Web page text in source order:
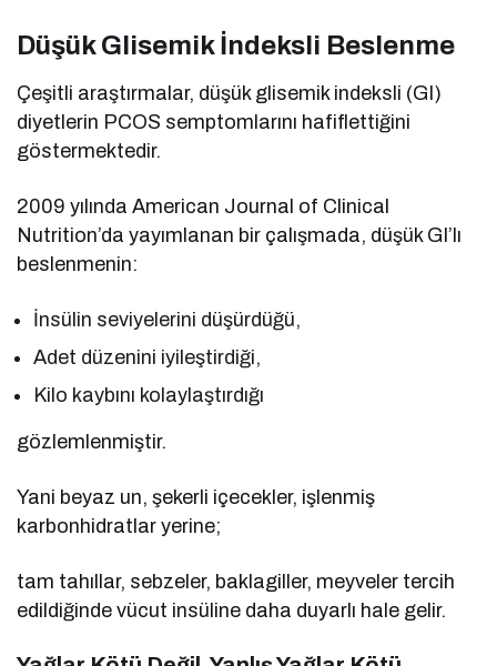
Düşük Glisemik İndeksli Beslenme
Çeşitli araştırmalar, düşük glisemik indeksli (GI)
diyetlerin PCOS semptomlarını hafiflettiğini
göstermektedir.
2009 yılında American Journal of Clinical
Nutrition’da yayımlanan bir çalışmada, düşük GI’lı
beslenmenin:
İnsülin seviyelerini düşürdüğü,
Adet düzenini iyileştirdiği,
Kilo kaybını kolaylaştırdığı
gözlemlenmiştir.
Yani beyaz un, şekerli içecekler, işlenmiş
karbonhidratlar yerine;
tam tahıllar, sebzeler, baklagiller, meyveler tercih
edildiğinde vücut insüline daha duyarlı hale gelir.